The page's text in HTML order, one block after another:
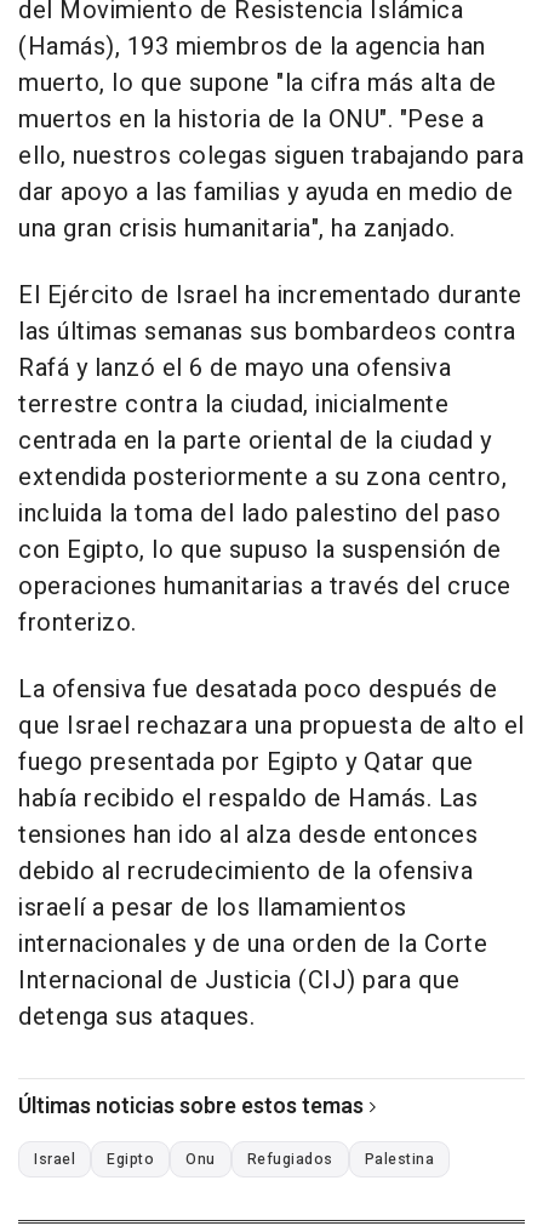
del Movimiento de Resistencia Islámica
(Hamás), 193 miembros de la agencia han
muerto, lo que supone "la cifra más alta de
muertos en la historia de la ONU". "Pese a
ello, nuestros colegas siguen trabajando para
dar apoyo a las familias y ayuda en medio de
una gran crisis humanitaria", ha zanjado.
El Ejército de Israel ha incrementado durante
las últimas semanas sus bombardeos contra
Rafá y lanzó el 6 de mayo una ofensiva
terrestre contra la ciudad, inicialmente
centrada en la parte oriental de la ciudad y
extendida posteriormente a su zona centro,
incluida la toma del lado palestino del paso
con Egipto, lo que supuso la suspensión de
operaciones humanitarias a través del cruce
fronterizo.
La ofensiva fue desatada poco después de
que Israel rechazara una propuesta de alto el
fuego presentada por Egipto y Qatar que
había recibido el respaldo de Hamás. Las
tensiones han ido al alza desde entonces
debido al recrudecimiento de la ofensiva
israelí a pesar de los llamamientos
internacionales y de una orden de la Corte
Internacional de Justicia (CIJ) para que
detenga sus ataques.
Últimas noticias sobre estos temas
Israel Egipto Onu Refugiados Palestina